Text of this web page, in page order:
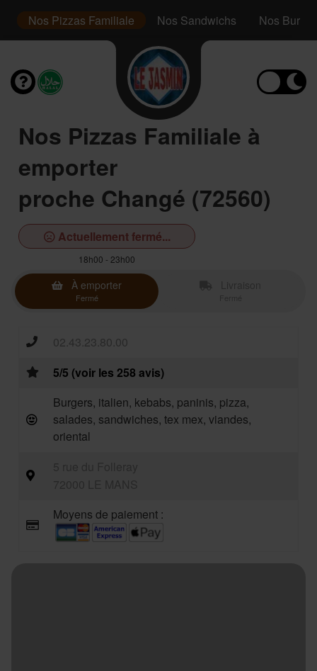
Nos Pizzas Familiale Nos Sandwichs Nos
Nos Pizzas Familiale à
emporter
proche Changé (72560)
Actuellement fermé...
18h00 - 23h00
À emporter
Fermé
02.43.23.80.00
5/5 (voir les 258 avis)
Burgers, italien, kebabs, paninis, pizza,
salades, sandwiches, tex mex, viandes,
oriental
Moyens de paiement :